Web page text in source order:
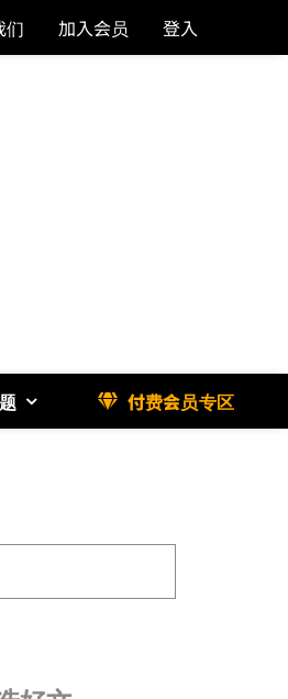
们 加入会员 登入
付费会员专区